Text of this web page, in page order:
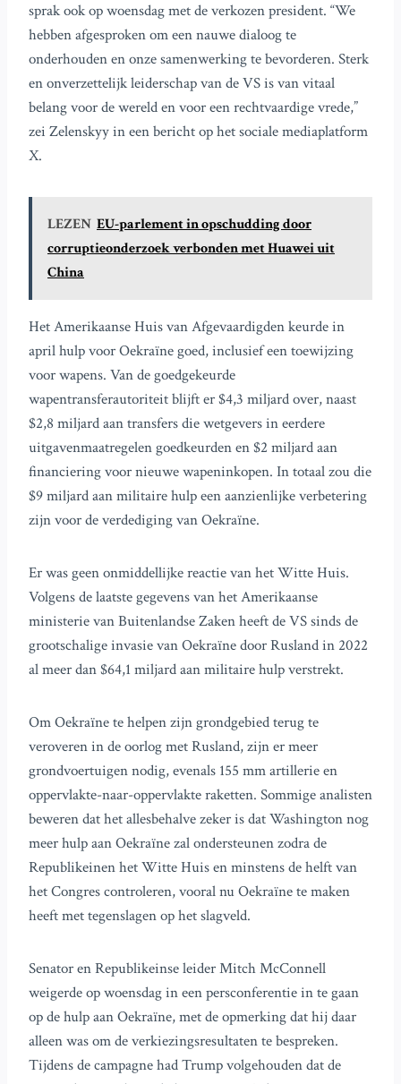
sprak ook op woensdag met de verkozen president. “We
hebben afgesproken om een nauwe dialoog te
onderhouden en onze samenwerking te bevorderen. Sterk
en onverzettelijk leiderschap van de VS is van vitaal
belang voor de wereld en voor een rechtvaardige vrede,”
zei Zelenskyy in een bericht op het sociale mediaplatform
X.
LEZEN EU-parlement in opschudding door
corruptieonderzoek verbonden met Huawei uit
China
Het Amerikaanse Huis van Afgevaardigden keurde in
april hulp voor Oekraïne goed, inclusief een toewijzing
voor wapens. Van de goedgekeurde
wapentransferautoriteit blijft er $4,3 miljard over, naast
$2,8 miljard aan transfers die wetgevers in eerdere
uitgavenmaatregelen goedkeurden en $2 miljard aan
financiering voor nieuwe wapeninkopen. In totaal zou die
$9 miljard aan militaire hulp een aanzienlijke verbetering
zijn voor de verdediging van Oekraïne.
Er was geen onmiddellijke reactie van het Witte Huis.
Volgens de laatste gegevens van het Amerikaanse
ministerie van Buitenlandse Zaken heeft de VS sinds de
grootschalige invasie van Oekraïne door Rusland in 2022
al meer dan $64,1 miljard aan militaire hulp verstrekt.
Om Oekraïne te helpen zijn grondgebied terug te
veroveren in de oorlog met Rusland, zijn er meer
grondvoertuigen nodig, evenals 155 mm artillerie en
oppervlakte-naar-oppervlakte raketten. Sommige analisten
beweren dat het allesbehalve zeker is dat Washington nog
meer hulp aan Oekraïne zal ondersteunen zodra de
Republikeinen het Witte Huis en minstens de helft van
het Congres controleren, vooral nu Oekraïne te maken
heeft met tegenslagen op het slagveld.
Senator en Republikeinse leider Mitch McConnell
weigerde op woensdag in een persconferentie in te gaan
op de hulp aan Oekraïne, met de opmerking dat hij daar
alleen was om de verkiezingsresultaten te bespreken.
Tijdens de campagne had Trump volgehouden dat de